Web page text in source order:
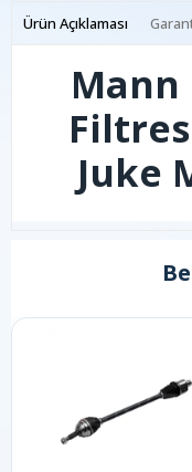
Ürün Açıklaması
Mann
Juke